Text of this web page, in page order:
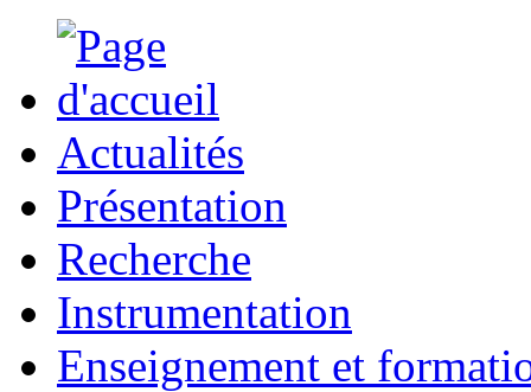
Actualités
Présentation
Recherche
Instrumentation
Enseignement et